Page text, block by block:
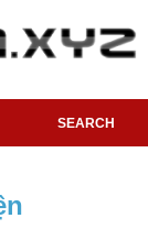
SEARCH